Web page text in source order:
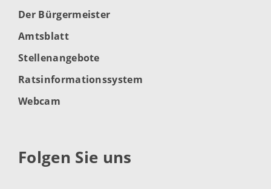
Der Bürgermeister
Amtsblatt
Stellenangebote
Ratsinformationssystem
Webcam
Folgen Sie uns